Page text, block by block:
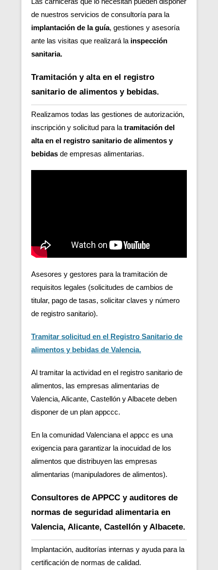
de nuestros servicios de consultoría para la
implantación de la guía, gestiones y asesoría
ante las visitas que realizará la inspección
sanitaria.
Tramitación y alta en el registro
sanitario de alimentos y bebidas.
Realizamos todas las gestiones de autorización,
inscripción y solicitud para la tramitación del
alta en el registro sanitario de alimentos y
bebidas de empresas alimentarias.
Asesores y gestores para la tramitación de
requisitos legales (solicitudes de cambios de
titular, pago de tasas, solicitar claves y número
de registro sanitario).
Tramitar solicitud en el Registro Sanitario de
alimentos y bebidas de Valencia.
Al tramitar la actividad en el registro sanitario de
alimentos, las empresas alimentarias de
Valencia, Alicante, Castellón y Albacete deben
disponer de un plan appccc.
En la comunidad Valenciana el appcc es una
exigencia para garantizar la inocuidad de los
alimentos que distribuyen las empresas
alimentarias (manipuladores de alimentos).
Consultores de APPCC y auditores de
normas de seguridad alimentaria en
Valencia, Alicante, Castellón y Albacete.
Implantación, auditorías internas y ayuda para la
certificación de normas de calidad.